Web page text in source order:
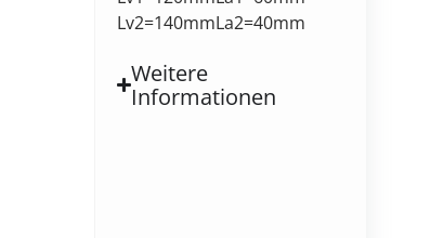
Lv2=140mmLa2=40mm
Weitere
Informationen